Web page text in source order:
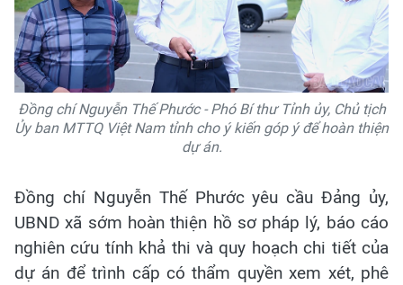
Đồng chí Nguyễn Thế Phước - Phó Bí thư Tỉnh ủy, Chủ tịch
Ủy ban MTTQ Việt Nam tỉnh cho ý kiến góp ý để hoàn thiện
dự án.
Đồng chí Nguyễn Thế Phước yêu cầu Đảng ủy,
UBND xã sớm hoàn thiện hồ sơ pháp lý, báo cáo
nghiên cứu tính khả thi và quy hoạch chi tiết của
dự án để trình cấp có thẩm quyền xem xét, phê